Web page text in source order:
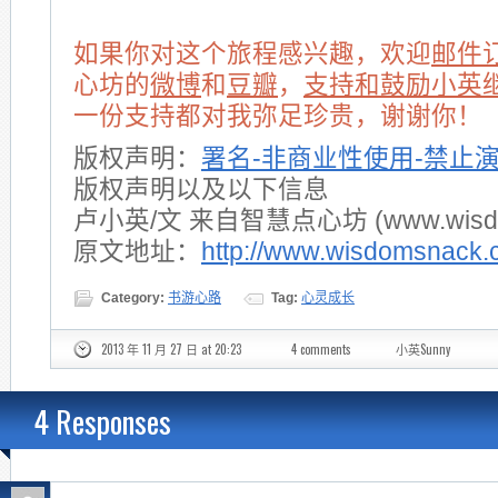
如果你对这个旅程感兴趣，欢迎邮件
心坊的微博和 豆瓣， 支持和鼓励小英
一份支持都对我弥足珍贵，谢谢你！
版权声明： 署名-非商业性使用-禁止
版权声明以及以下信息
卢小英/文 来自智慧点心坊
原文地址：
http://
Category: 书游心路 Tag: 心灵成长
2013 年 11 月 27 日 at 20:23 4 comments 小英Sunny
4 Responses